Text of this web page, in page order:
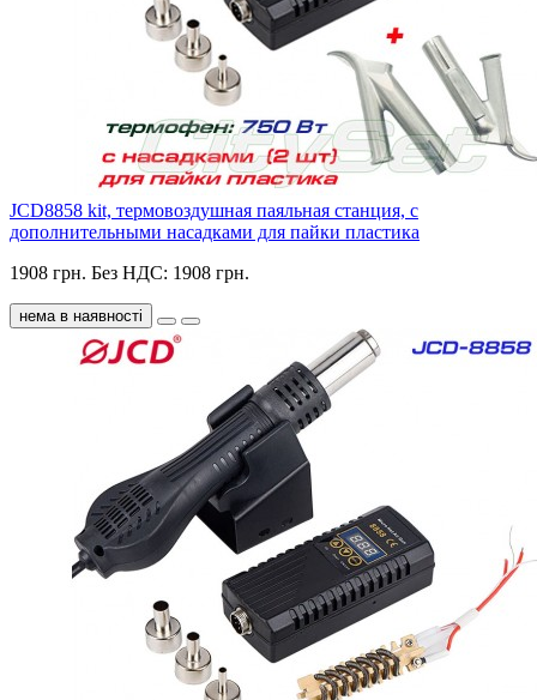
JCD8858 kit, термовоздушная паяльная станция, c
дополнительными насадками для пайки пластика
1908 грн. Без НДС: 1908 грн.
нема в наявності